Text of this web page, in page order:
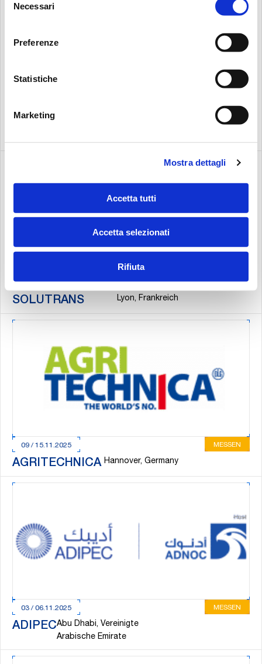
delNecessari
Preferenze
Statistiche
Marketing
Mostra dettagli
Accetta tutti
Accetta selezionati
Rifiuta
22 / 25.11.2025 MESSEN
18 / 22.11.2025
SOLUTRANS Lyon, Frankreich
MESSEN
09 / 15.11.2025
AGRITECHNICA Hannover, Germany
MESSEN
03 / 06.11.2025
ADIPECAbu Dhabi, Vereinigte
Arabische Emirate
MESSEN